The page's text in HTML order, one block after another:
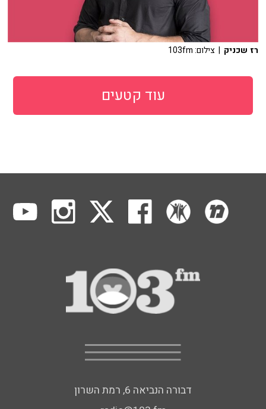
רז שכניק | צילום: 103fm
עוד קטעים
דבורה הנביאה 6, רמת השרון